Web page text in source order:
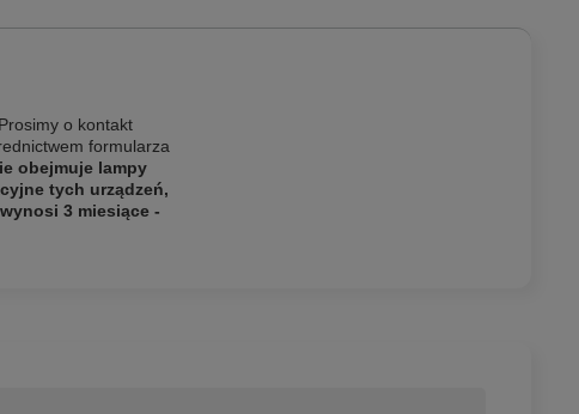
o kontakt
formularza
obejmuje lampy
tych urządzeń,
3 miesiące -